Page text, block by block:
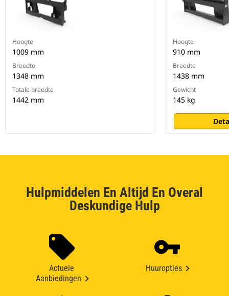
Hoogte
1009 mm
Breedte
1348 mm
Totale breedte
1442 mm
Hoogte
910 mm
Breedte
1438 mm
Gewicht
145 kg
Hulpmiddelen En Altijd En Overal
Deskundige Hulp
Actuele
Aanbiedingen
Huuropties